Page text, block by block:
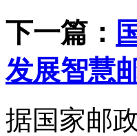
下一篇：
发展智慧
据国家邮